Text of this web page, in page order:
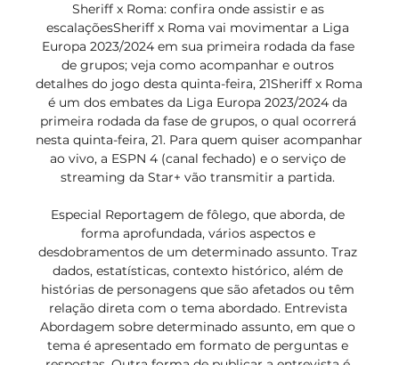
Sheriff x Roma: confira onde assistir e as
escalaçõesSheriff x Roma vai movimentar a Liga
Europa 2023/2024 em sua primeira rodada da fase
de grupos; veja como acompanhar e outros
detalhes do jogo desta quinta-feira, 21Sheriff x Roma
é um dos embates da Liga Europa 2023/2024 da
primeira rodada da fase de grupos, o qual ocorrerá
nesta quinta-feira, 21. Para quem quiser acompanhar
ao vivo, a ESPN 4 (canal fechado) e o serviço de
streaming da Star+ vão transmitir a partida.
Especial Reportagem de fôlego, que aborda, de
forma aprofundada, vários aspectos e
desdobramentos de um determinado assunto. Traz
dados, estatísticas, contexto histórico, além de
histórias de personagens que são afetados ou têm
relação direta com o tema abordado. Entrevista
Abordagem sobre determinado assunto, em que o
tema é apresentado em formato de perguntas e